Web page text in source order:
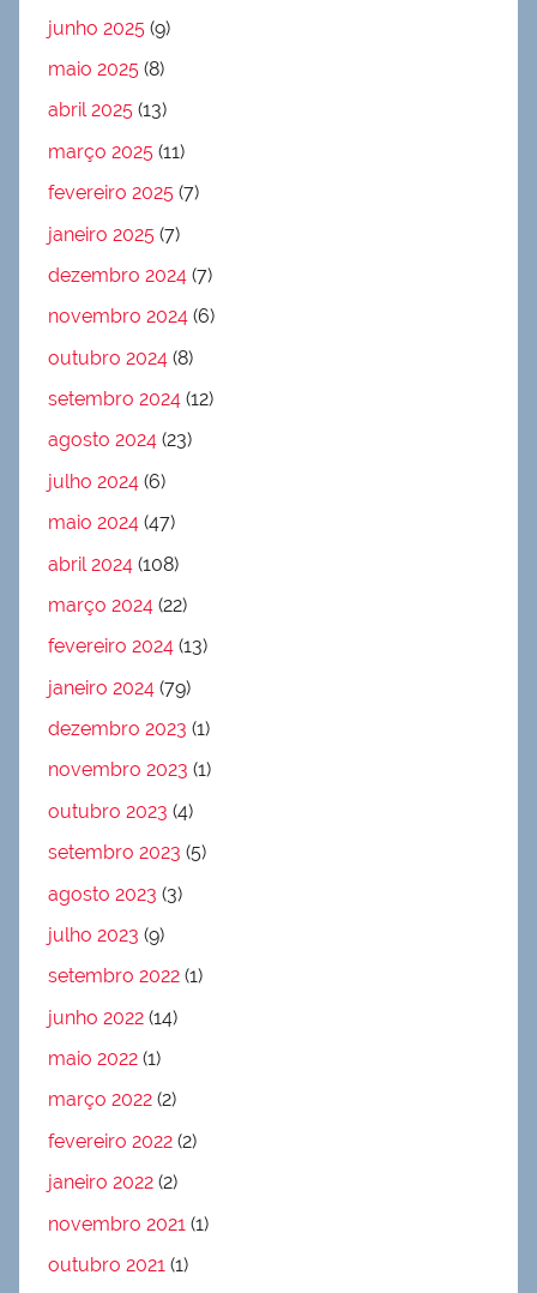
junho 2025 (9)
maio 2025 (8)
abril 2025 (13)
março 2025 (11)
fevereiro 2025 (7)
janeiro 2025 (7)
dezembro 2024 (7)
novembro 2024 (6)
outubro 2024 (8)
setembro 2024 (12)
agosto 2024 (23)
julho 2024 (6)
maio 2024 (47)
abril 2024 (108)
março 2024 (22)
fevereiro 2024 (13)
janeiro 2024 (79)
dezembro 2023 (1)
novembro 2023 (1)
outubro 2023 (4)
setembro 2023 (5)
agosto 2023 (3)
julho 2023 (9)
setembro 2022 (1)
junho 2022 (14)
maio 2022 (1)
março 2022 (2)
fevereiro 2022 (2)
janeiro 2022 (2)
novembro 2021 (1)
outubro 2021 (1)